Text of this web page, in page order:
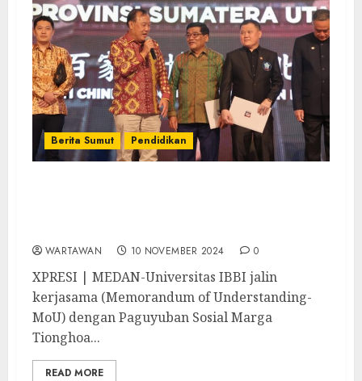
Berita Sumut Pendidikan
WARTAWAN 10 NOVEMBER 2024 0
XPRESI | MEDAN-Universitas IBBI jalin
kerjasama (Memorandum of Understanding-
MoU) dengan Paguyuban Sosial Marga
Tionghoa...
READ MORE